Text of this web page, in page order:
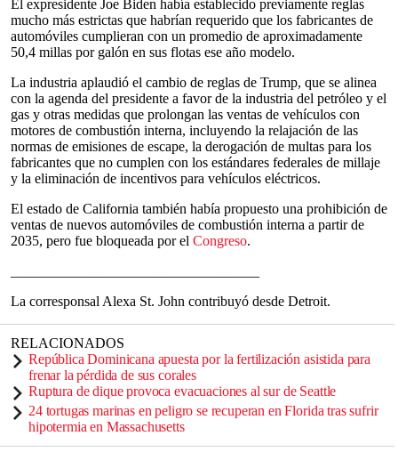
El expresidente Joe Biden había establecido previamente reglas
mucho más estrictas que habrían requerido que los fabricantes de
automóviles cumplieran con un promedio de aproximadamente
50,4 millas por galón en sus flotas ese año modelo.
La industria aplaudió el cambio de reglas de Trump, que se alinea
con la agenda del presidente a favor de la industria del petróleo y el
gas y otras medidas que prolongan las ventas de vehículos con
motores de combustión interna, incluyendo la relajación de las
normas de emisiones de escape, la derogación de multas para los
fabricantes que no cumplen con los estándares federales de millaje
y la eliminación de incentivos para vehículos eléctricos.
El estado de California también había propuesto una prohibición de
ventas de nuevos automóviles de combustión interna a partir de
2035, pero fue bloqueada por el Congreso.
La corresponsal Alexa St. John contribuyó desde Detroit.
RELACIONADOS
República Dominicana apuesta por la fertilización asistida para
frenar la pérdida de sus corales
Ruptura de dique provoca evacuaciones al sur de Seattle
24 tortugas marinas en peligro se recuperan en Florida tras sufrir
hipotermia en Massachusetts